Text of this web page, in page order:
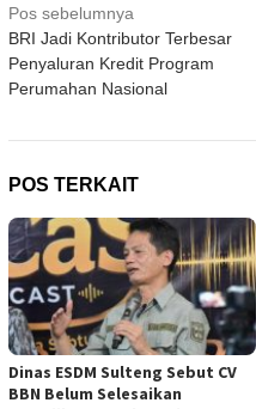
Navigasi
pos
Pos sebelumnya
BRI Jadi Kontributor Terbesar
Penyaluran Kredit Program
Perumahan Nasional
POS TERKAIT
Dinas ESDM Sulteng Sebut CV
BBN Belum Selesaikan